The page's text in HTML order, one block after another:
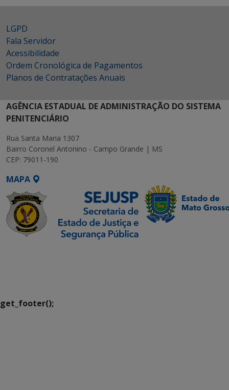
LGPD
Fala Servidor
Acessibilidade
Ordem Cronológica de Pagamentos
Planos de Contratações Anuais
AGÊNCIA ESTADUAL DE ADMINISTRAÇÃO DO SISTEMA
PENITENCIÁRIO
Rua Santa Maria 1307
Bairro Coronel Antonino - Campo Grande | MS
CEP: 79011-190
MAPA
get_footer();